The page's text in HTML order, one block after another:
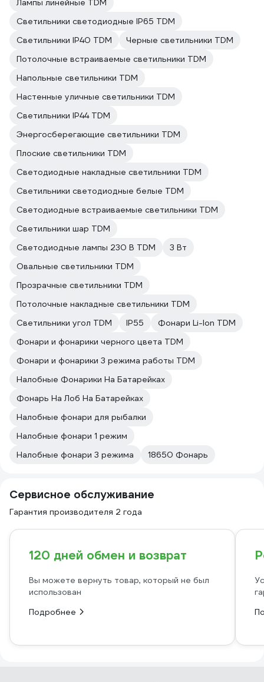
Лампы линейные TDM
Светильники светодиодные IP65 TDM
Светильники IP40 TDM
Черные светильники TDM
Потолочные встраиваемые светильники TDM
Напольные светильники TDM
Настенные уличные светильники TDM
Светильники IP44 TDM
Энергосберегающие светильники TDM
Плоские светильники TDM
Светодиодные накладные светильники TDM
Светильники светодиодные белые TDM
Светодиодные встраиваемые светильники TDM
Светильники шар TDM
Светодиодные лампы 230 В TDM
3 Вт
Овальные светильники TDM
Прозрачные светильники TDM
Потолочные накладные светильники TDM
Светильники угол TDM
IP55
Фонари Li-Ion TDM
Фонари и фонарики черного цвета TDM
Фонари и фонарики 3 режима работы TDM
Налобные Фонарики На Батарейках
Фонарь На Лоб На Батарейках
Налобные фонари для рыбалки
Налобные фонари 1 режим
Налобные фонари 3 режима
18650 Фонарь
Сервисное обслуживание
Гарантия производителя 2 года
120 дней обмен и возврат
Вы можете вернуть товар, который не был
использован
Подробнее